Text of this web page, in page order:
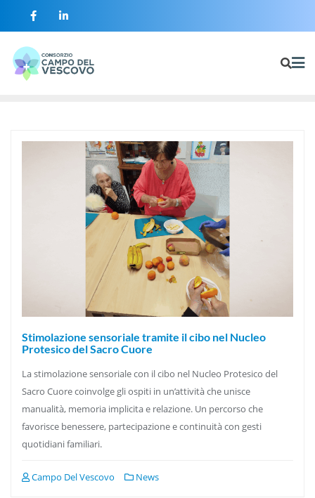
contenuto
Stimolazione sensoriale tramite il cibo nel Nucleo
Protesico del Sacro Cuore
La stimolazione sensoriale con il cibo nel Nucleo Protesico del
Sacro Cuore coinvolge gli ospiti in un’attività che unisce
manualità, memoria implicita e relazione. Un percorso che
favorisce benessere, partecipazione e continuità con gesti
quotidiani familiari.
Campo Del Vescovo News